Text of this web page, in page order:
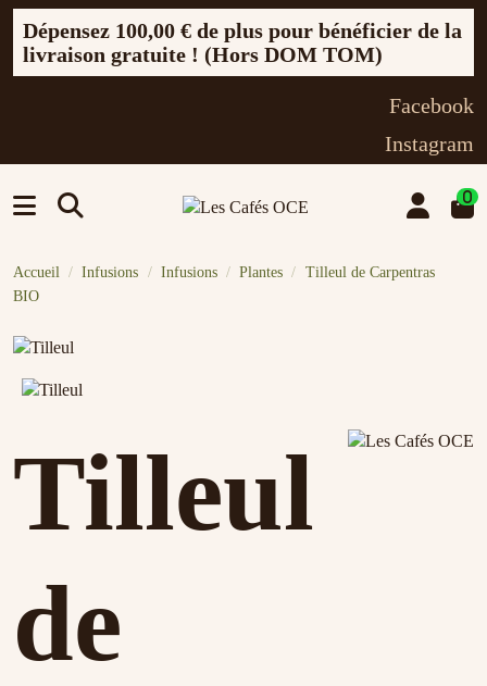
Dépensez 100,00 € de plus pour bénéficier de la
livraison gratuite ! (Hors DOM TOM)
Facebook
Instagram
0
Accueil Infusions Infusions Plantes
Tilleul de Carpentras
BIO
Tilleul
de